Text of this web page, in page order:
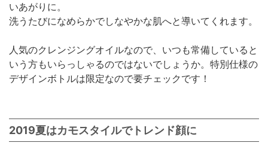
いあがりに。
洗うたびになめらかでしなやかな肌へと導いてくれます。
人気のクレンジングオイルなので、いつも常備していると
いう方もいらっしゃるのではないでしょうか。特別仕様の
デザインボトルは限定なので要チェックです！
2019夏はカモスタイルでトレンド顔に